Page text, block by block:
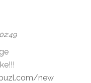
new